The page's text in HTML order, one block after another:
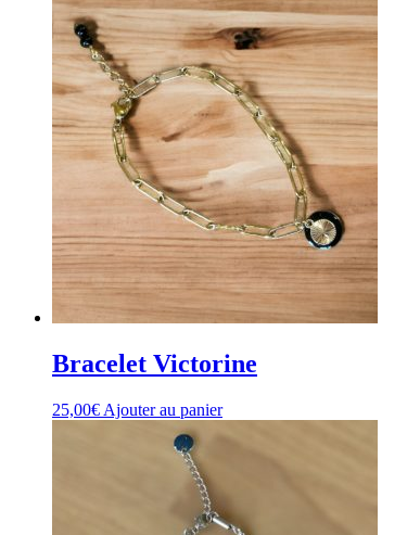
Bracelet Victorine
25,00€ Ajouter au panier